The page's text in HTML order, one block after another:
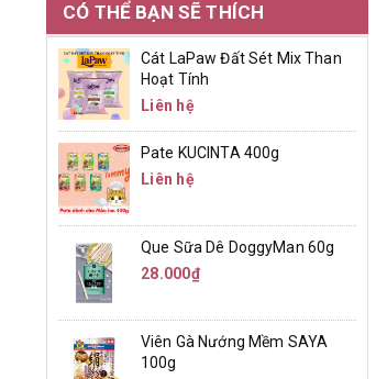
CÓ THỂ BẠN SẼ THÍCH
Cát LaPaw Đất Sét Mix Than
Hoạt Tính
Liên hệ
Pate KUCINTA 400g
Liên hệ
Que Sữa Dê DoggyMan 60g
28.000₫
Viên Gà Nướng Mềm SAYA
100g